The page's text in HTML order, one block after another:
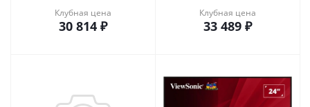
Клубная цена
30 814 ₽
Клубная цена
33 489 ₽